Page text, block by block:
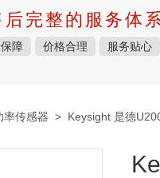
完整的服务体
障 价格合理 服务贴心
率传感器 > Keysight 是德